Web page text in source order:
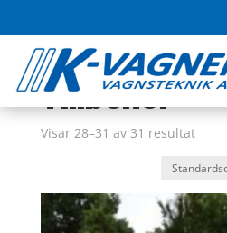
Hem/Butik/Tillbehör/ Sida 4
Tillbehör
Visar 28–31 av 31 resultat